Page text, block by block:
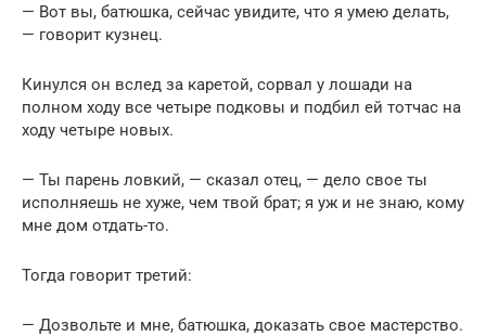
— Вот вы, батюшка, сейчас увидите, что я умею делать,
— говорит кузнец.
Кинулся он вслед за каретой, сорвал у лошади на
полном ходу все четыре подковы и подбил ей тотчас на
ходу четыре новых.
— Ты парень ловкий, — сказал отец, — дело свое ты
исполняешь не хуже, чем твой брат; я уж и не знаю, кому
мне дом отдать-то.
Тогда говорит третий:
— Дозвольте и мне, батюшка, доказать свое мастерство.